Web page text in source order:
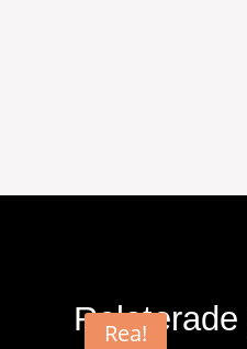
Rea!